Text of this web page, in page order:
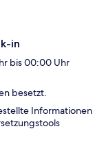
in
bis 00:00 Uhr
besetzt.
Informationen